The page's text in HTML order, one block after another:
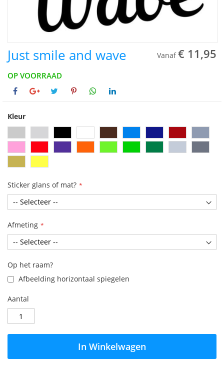
Just smile and wave Vanaf € 11,95
OP VOORRAAD
Kleur
Sticker glans of mat?
Afmeting
Op het raam?
Afbeelding horizontaal spiegelen
Aantal
In Winkelwagen